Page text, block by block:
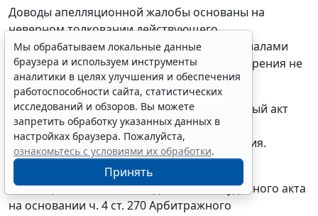
Доводы апелляционной жалобы основаны на
неверном толковании действующего
законодательства и опровергаются материалами
дела, а потому оснований для ее удовлетворения не
имеется.
С учетом изложенного обжалуемый судебный акт
подлежит оставлению без изменения,
апелляционная жалоба - без удовлетворения.
Нарушений норм процессуального права,
являющихся основанием для отмены судебного акта
на основании ч. 4 ст. 270Арбитражного
Мы обрабатываем локальные данные
браузера и используем инструменты
аналитики в целях улучшения и обеспечения
работоспособности сайта, статистических
исследований и обзоров. Вы можете
запретить обработку указанных данных в
настройках браузера. Пожалуйста,
ознакомьтесь с условиями их обработки.
Принять